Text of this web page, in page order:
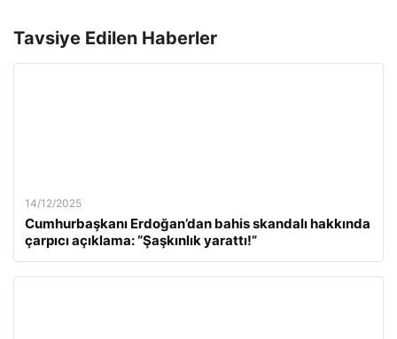
Tavsiye Edilen Haberler
14/12/2025
Cumhurbaşkanı Erdoğan’dan bahis skandalı hakkında
çarpıcı açıklama: “Şaşkınlık yarattı!”